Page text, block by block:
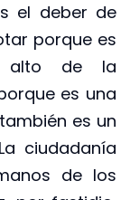
el deber de
porque es
alto de la
es una
es un
ciudadanía
de los